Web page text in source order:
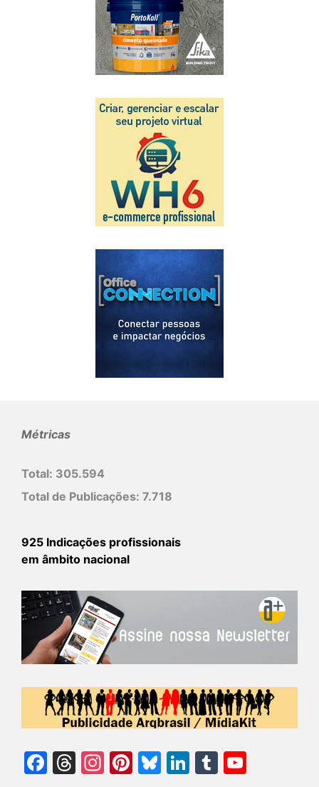
Métricas
Total: 305.594
Total de Publicações: 7.718
925 Indicações profissionais
em âmbito nacional
Facebook
Threads
Instagram
Pinterest
Bluesky
LinkedIn
Tumblr